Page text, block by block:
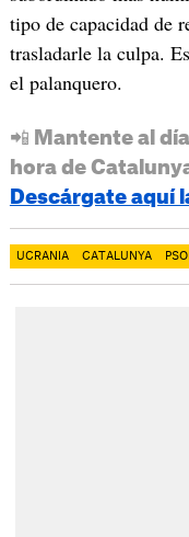
tipo de capacidad de
trasladarle la culpa.
el palanquero.
📲 Mantente al
hora de
Descárgate aquí
UCRANIA CATALUNYA